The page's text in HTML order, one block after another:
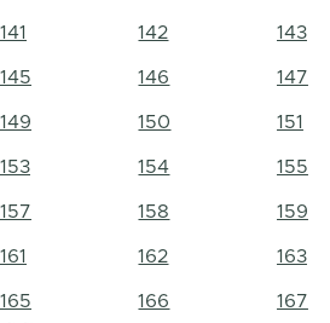
141 142 143
145 146 147
149 150 151
153 154 155
157 158 159
161 162 163
165 166 167